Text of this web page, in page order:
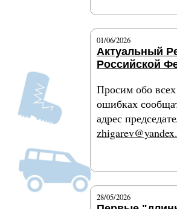
01/06/2026
Актуальный
Российской
Просим обо
ошибках
адрес
28/05/2026